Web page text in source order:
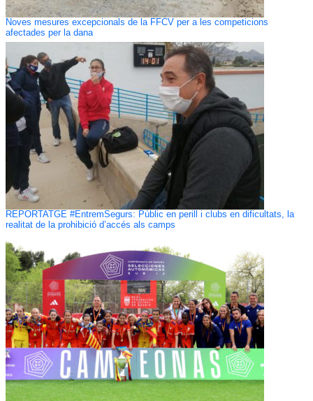
Noves mesures excepcionals de la FFCV per a les competicions
afectades per la dana
REPORTATGE #EntremSegurs: Públic en perill i clubs en dificultats, la
realitat de la prohibició d’accés als camps